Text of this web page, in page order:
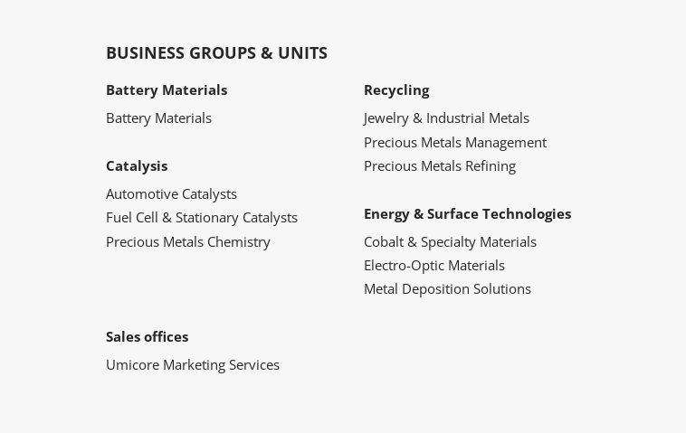
BUSINESS GROUPS & UNITS
Battery Materials
Battery Materials
Catalysis
Automotive Catalysts
Fuel Cell & Stationary Catalysts
Precious Metals Chemistry
Recycling
Jewelry & Industrial Metals
Precious Metals Management
Precious Metals Refining
Energy & Surface Technologies
Cobalt & Specialty Materials
Electro-Optic Materials
Metal Deposition Solutions
Sales offices
Umicore Marketing Services